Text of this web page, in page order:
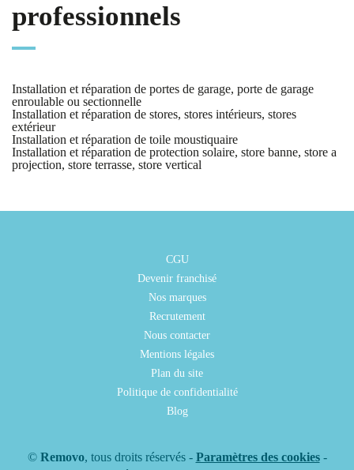
professionnels
Installation et réparation de portes de garage, porte de garage
enroulable ou sectionnelle
Installation et réparation de stores, stores intérieurs, stores
extérieur
Installation et réparation de toile moustiquaire
Installation et réparation de protection solaire, store banne, store a
projection, store terrasse, store vertical
CGU
Devenir franchisé
Nos marques
Recrutement
Nous contacter
Mentions légales
Plan du site
Politique de confidentialité
Blog
© Removo, tous droits réservés - Paramètres des cookies-